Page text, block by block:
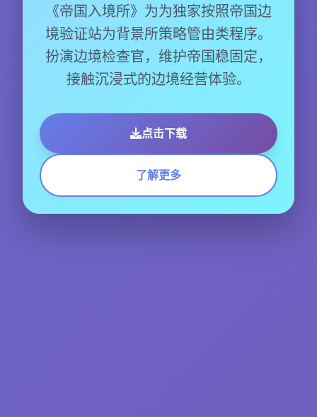
《帝国入境所》为为独家按照帝国边
境验证站为背景所策略管由类程序。
扮演边境检查官，维护帝国稳固定，
接触沉浸式的边境经营体验。
点击下载
了解更多